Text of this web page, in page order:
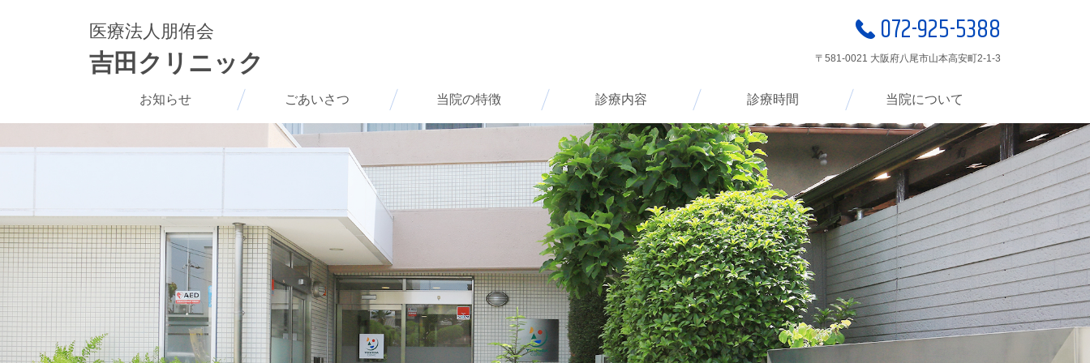
医療法人朋侑会
吉田クリニック
072-925-5388
〒581-0021 大阪府八尾市山本高安町2-1-3
お知らせ ごあいさつ 当院の特徴 診療内容 診療時間 当院について